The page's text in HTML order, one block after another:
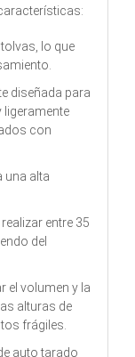
lo que
diseñada para
con
una alta
entre 35
del
el volumen y la
alturas de
frágiles.
auto tarado